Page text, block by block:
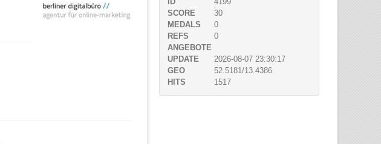
ID
4199
SCORE
30
MEDALS
0
REFS
0
ANGEBOTE
UPDATE
2026-08-07 23:30:17
GEO
52.5181/13.4386
HITS
1517